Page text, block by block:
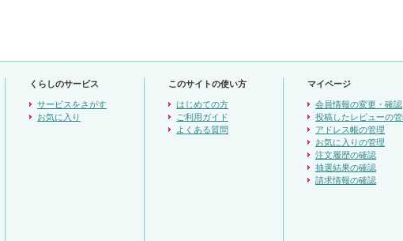
くらしのサービス
サービスをさがす
お気に入り
このサイトの使い方
はじめての方
ご利用ガイド
よくある質問
マイページ
会員情報の変更・確認
投稿したレビューの管
アドレス帳の管理
お気に入りの管理
注文履歴の確認
抽選結果の確認
請求情報の確認